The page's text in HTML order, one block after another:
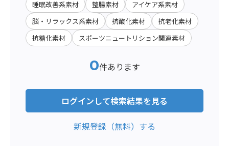
睡眠改善系素材 整腸素材 アイケア系素材
脳・リラックス系素材 抗酸化素材 抗老化素材
抗糖化素材 スポーツニュートリション関連素材
0件あります
ログインして検索結果を見る
新規登録（無料）する